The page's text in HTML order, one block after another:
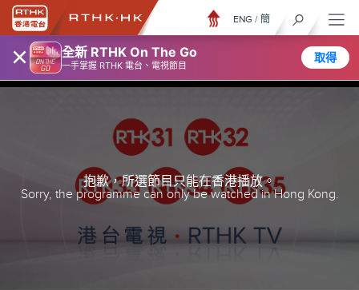
× 全新 RTHK On The Go
一手掌握 RTHK 電台、電視節目
取得
ENG / 簡
抱歉，所選節目只能在香港播放。
Sorry, the programme can only be watched in Hong Kong.